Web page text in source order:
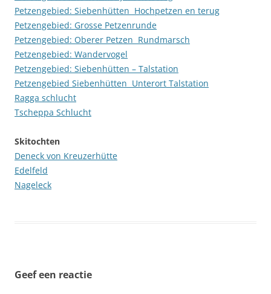
Petzengebied: Siebenhütten  Hochpetzen en terug
Petzengebied: Grosse Petzenrunde
Petzengebied: Oberer Petzen  Rundmarsch
Petzengebied: Wandervogel
Petzengebied: Siebenhütten – Talstation
Petzengebied Siebenhütten  Unterort Talstation
Ragga schlucht
Tscheppa Schlucht
Skitochten
Deneck von Kreuzerhütte
Edelfeld
Nageleck
Geef een reactie